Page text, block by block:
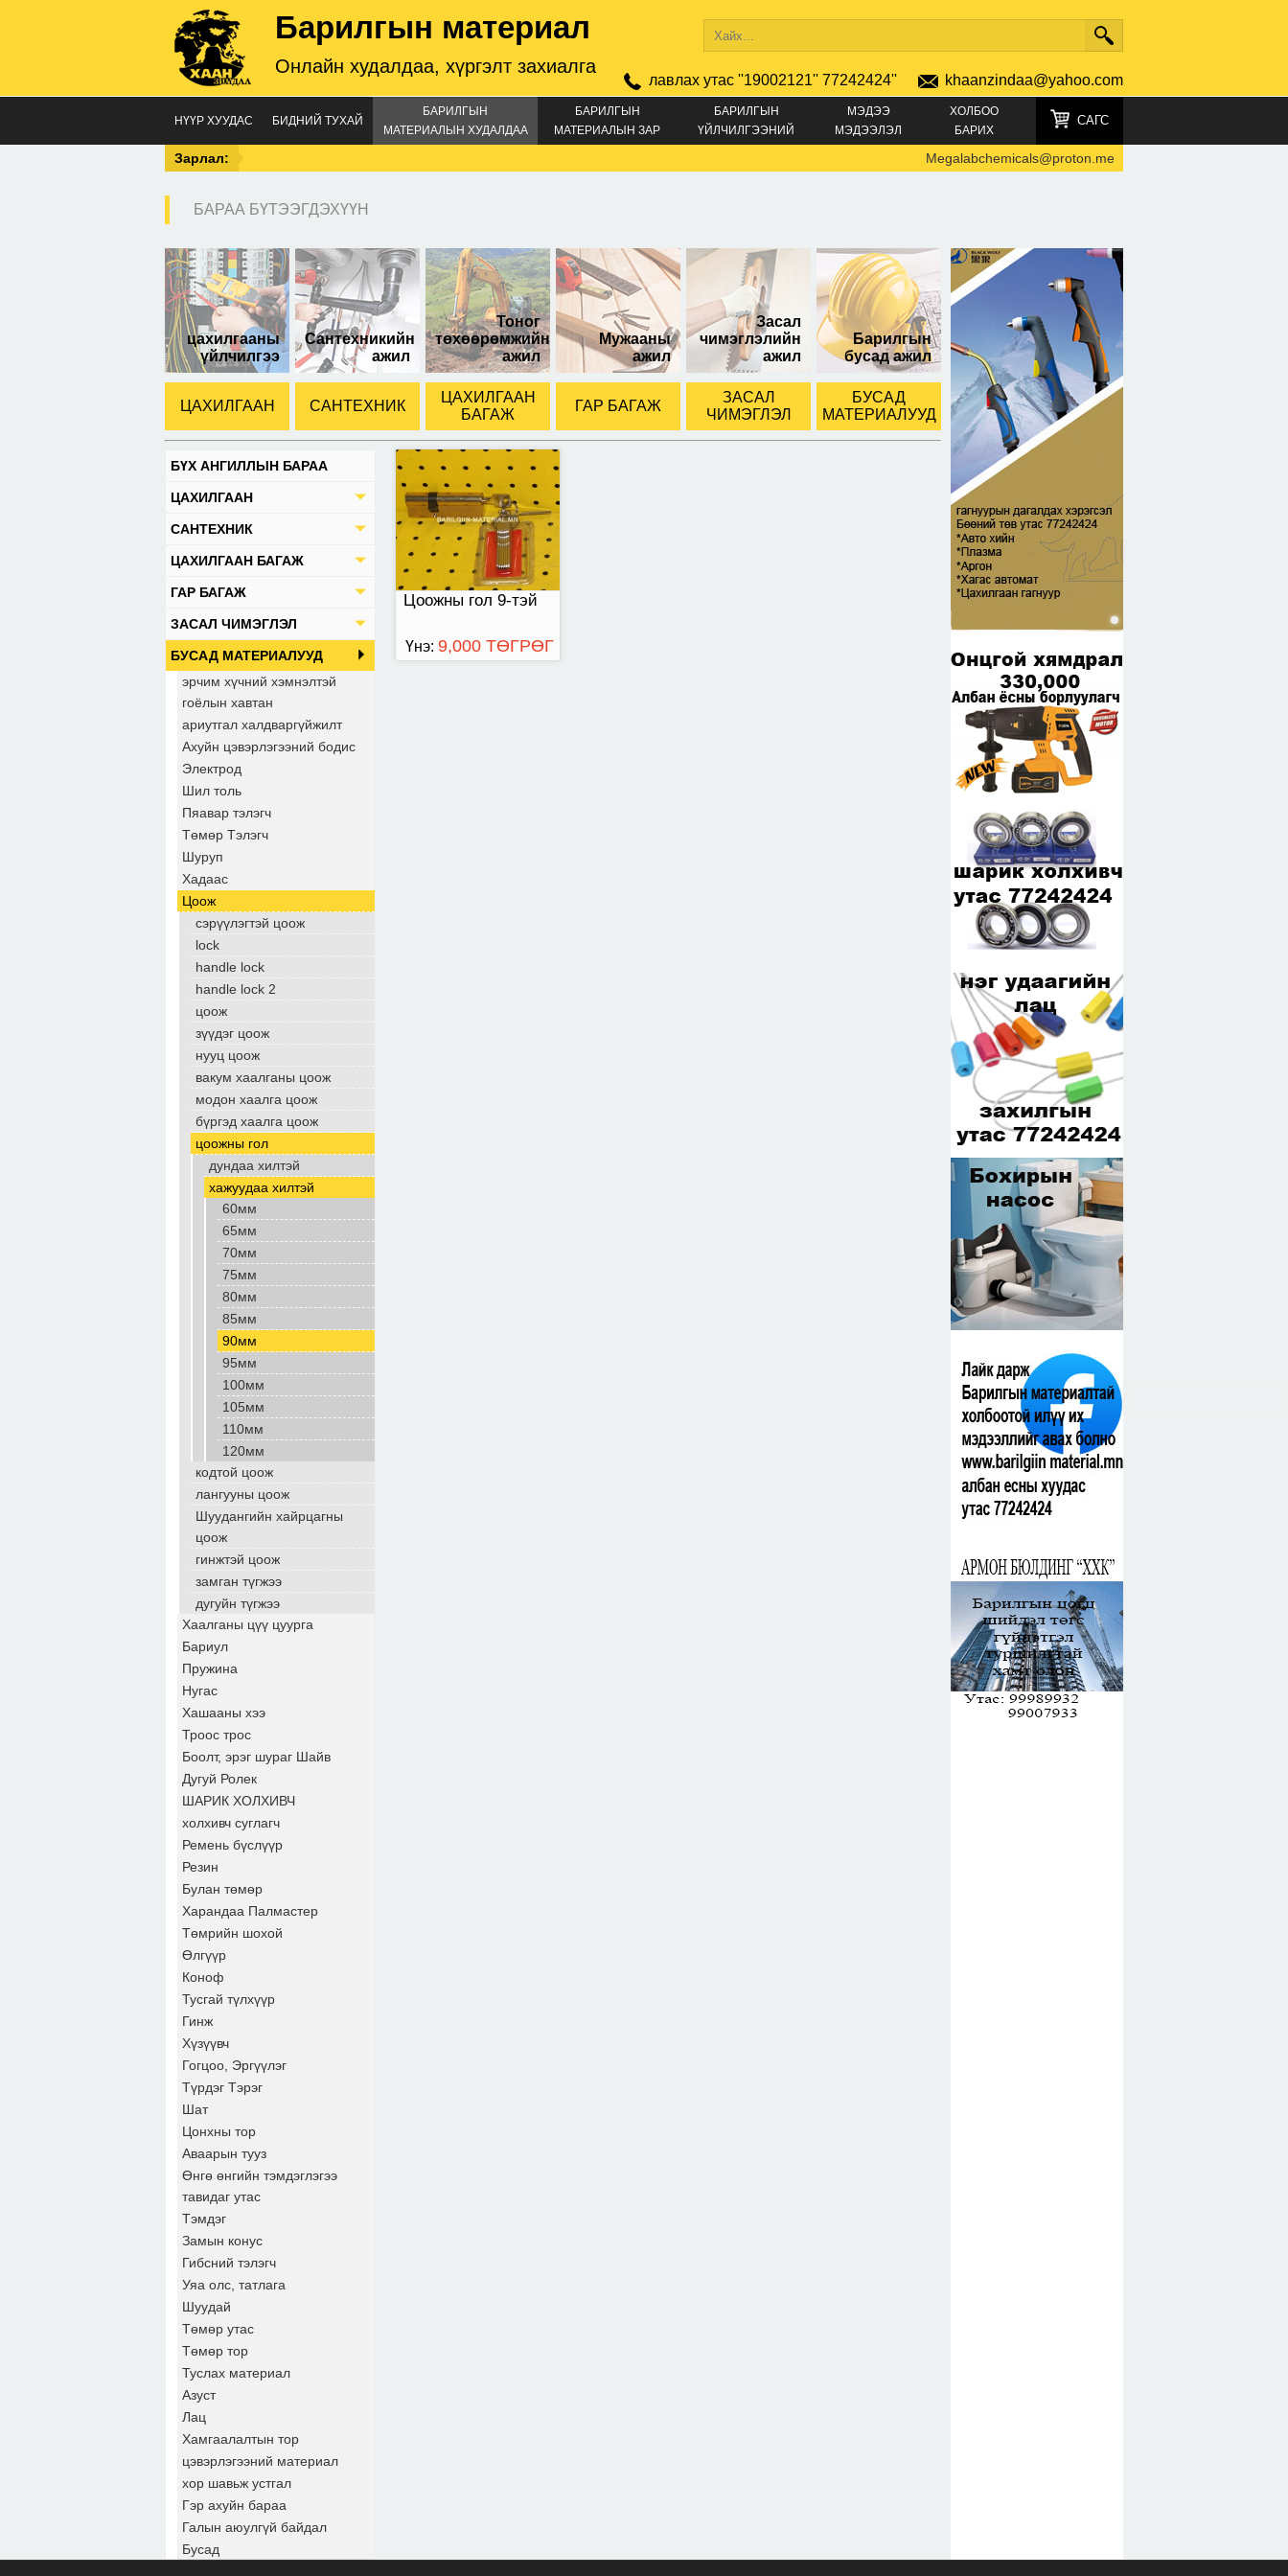
Барилгын материал
Онлайн худалдаа, хүргэлт захиалга
лавлах утас ''19002121'' 77242424'' khaanzindaa@yahoo.com
НҮҮР ХУУДАС БИДНИЙ ТУХАЙ
БАРИЛГЫН
МАТЕРИАЛЫН ХУДАЛДАА
БАРИЛГЫН
МАТЕРИАЛЫН ЗАР
БАРИЛГЫН
ҮЙЛЧИЛГЭЭНИЙ
МЭДЭЭ
МЭДЭЭЛЭЛ
ХОЛБОО
БАРИХ
САГС
Зарлал: Megalabchemicals@proton.me Where to buy GBL online
БАРАА БҮТЭЭГДЭХҮҮН
цахилгааны
үйлчилгээ
Сантехникийн
ажил
Тоног
төхөөрөмжийн
ажил
Мужааны
ажил
Засал
чимэглэлийн
ажил
Барилгын
бусад ажил
ЦАХИЛГААН САНТЕХНИК
ЦАХИЛГААН
БАГАЖ
ГАР БАГАЖ
ЗАСАЛ
ЧИМЭГЛЭЛ
БУСАД
МАТЕРИАЛУУД
БҮХ АНГИЛЛЫН БАРАА
ЦАХИЛГААН
САНТЕХНИК
ЦАХИЛГААН БАГАЖ
ГАР БАГАЖ
ЗАСАЛ ЧИМЭГЛЭЛ
БУСАД МАТЕРИАЛУУД
эрчим хүчний хэмнэлтэй
гоёлын хавтан
ариутгал халдваргүйжилт
Ахуйн цэвэрлэгээний бодис
Электрод
Шил толь
Пяавар тэлэгч
Төмөр Тэлэгч
Шуруп
Хадаас
Цоож
сэрүүлэгтэй цоож
lock
handle lock
handle lock 2
цоож
зүүдэг цоож
нууц цоож
вакум хаалганы цоож
модон хаалга цоож
бүргэд хаалга цоож
цоожны гол
дундаа хилтэй
хажуудаа хилтэй
60мм
65мм
70мм
75мм
80мм
85мм
90мм
95мм
100мм
105мм
110мм
120мм
кодтой цоож
лангууны цоож
Шуудангийн хайрцагны
цоож
гинжтэй цоож
замган түгжээ
дугуйн түгжээ
Хаалганы цүү цуурга
Бариул
Пружина
Нугас
Хашааны хээ
Троос трос
Боолт, эрэг шураг Шайв
Дугуй Ролек
ШАРИК ХОЛХИВЧ
холхивч суглагч
Ремень бүслүүр
Резин
Булан төмөр
Харандаа Палмастер
Төмрийн шохой
Өлгүүр
Коноф
Тусгай түлхүүр
Гинж
Хүзүүвч
Гогцоо, Эргүүлэг
Түрдэг Тэрэг
Шат
Цонхны тор
Аваарын тууз
Өнгө өнгийн тэмдэглэгээ
тавидаг утас
Тэмдэг
Замын конус
Гибсний тэлэгч
Уяа олс, татлага
Шуудай
Төмөр утас
Төмөр тор
Туслах материал
Азуст
Лац
Хамгаалалтын тор
цэвэрлэгээний материал
хор шавьж устгал
Гэр ахуйн бараа
Галын аюулгүй байдал
Бусад
Цоожны гол 9-тэй
9см-тэй хажуудай
хилтэй цоожны гол
Үнэ: 9,000 ТӨГРӨГ